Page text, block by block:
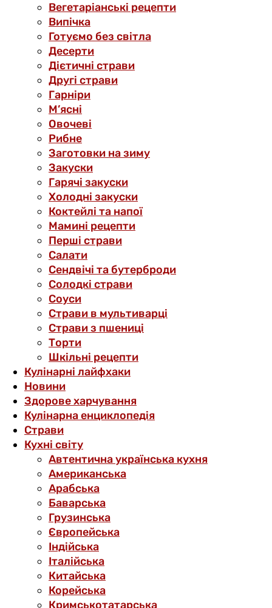
Вегетаріанські рецепти
Випічка
Готуємо без світла
Десерти
Дієтичні страви
Другі страви
Гарніри
М’ясні
Овочеві
Рибне
Заготовки на зиму
Закуски
Гарячі закуски
Холодні закуски
Коктейлі та напої
Мамині рецепти
Перші страви
Салати
Сендвічі та бутерброди
Солодкі страви
Соуси
Страви в мультиварці
Страви з пшениці
Торти
Шкільні рецепти
Кулінарні лайфхаки
Новини
Здорове харчування
Кулінарна енциклопедія
Страви
Кухні світу
Автентична українська кухня
Американська
Арабська
Баварська
Грузинська
Європейська
Індійська
Італійська
Китайська
Корейська
Кримськотатарська